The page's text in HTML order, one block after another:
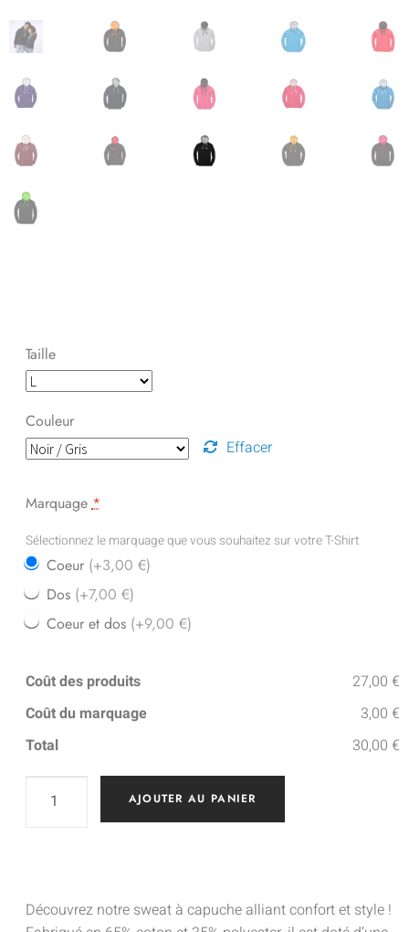
Taille
Couleur
Effacer
Marquage *
Sélectionnez le marquage que vous souhaitez sur votre T-Shirt
Coeur (+3,00 €)
Dos (+7,00 €)
Coeur et dos (+9,00 €)
Coût des produits
27,00 €
Coût du marquage
3,00 €
Total
30,00 €
AJOUTER AU PANIER
Découvrez notre sweat à capuche alliant confort et style !